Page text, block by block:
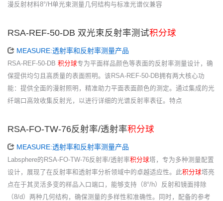
漫反射材料8°/H单光束测量几何结构与标准光谱仪兼容
RSA-REF-50-DB 双光束反射率测试积分球
MEASURE:透射率和反射率测量产品
RSA-REF-50-DB 积分球专为平面样品颜色等表面的反射率测量设计，确
保提供均匀且高质量的表面照明。该RSA-REF-50-DB拥有两大核心功
能：提供全面的漫射照明，精准助力平面表面颜色的测定。通过集成的光
纤端口高效收集反射光，以进行详细的光谱反射率表征。特点
RSA-FO-TW-76反射率/透射率积分球
MEASURE:透射率和反射率测量产品
Labsphere的RSA-FO-TW-76反射率/透射率积分球塔，专为多种测量配置
设计，展现了在反射率和透射率分析领域中的卓越适应性。此积分球塔亮
点在于其灵活多变的样品入口端口，能够支持（8°/h）反射和镜面排除
（8/d）两种几何结构，确保测量的多样性和准确性。同时，配备的参考